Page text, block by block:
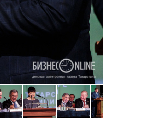
Наседкина: «Ремонт
с мебелью за 2
для меня это